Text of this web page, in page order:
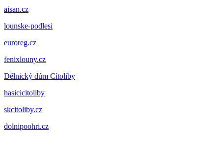
aisan.cz
lounske-podlesi
euroreg.cz
fenixlouny.cz
Dělnický dúm Cítoliby
hasicicitoliby
skcitoliby.cz
dolnipoohri.cz